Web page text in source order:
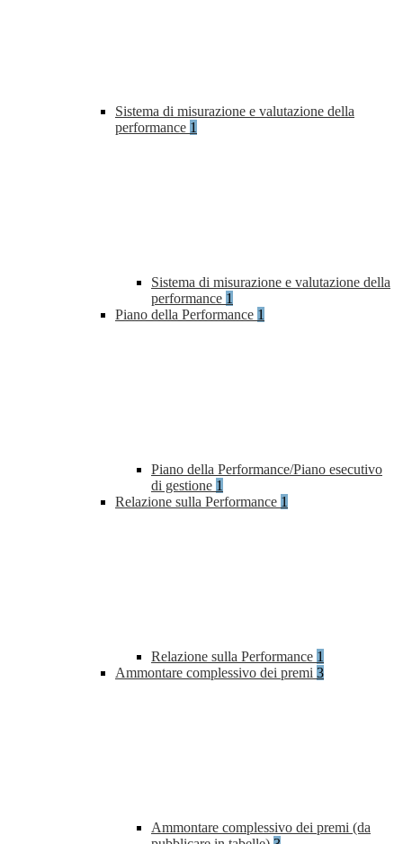
Sistema di misurazione e valutazione della
performance 1
Sistema di misurazione e valutazione della
performance 1
Piano della Performance 1
Piano della Performance/Piano esecutivo
di gestione 1
Relazione sulla Performance 1
Relazione sulla Performance 1
Ammontare complessivo dei premi 3
Ammontare complessivo dei premi (da